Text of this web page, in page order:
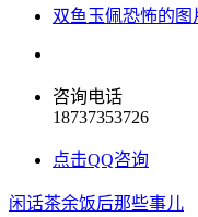
双鱼玉佩恐怖的
咨询电话
18737353726
点击QQ咨询
闲话茶余饭后那些事儿